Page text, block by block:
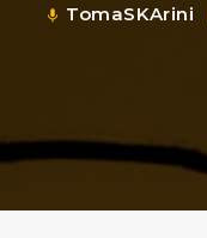
mic TomaSKArini